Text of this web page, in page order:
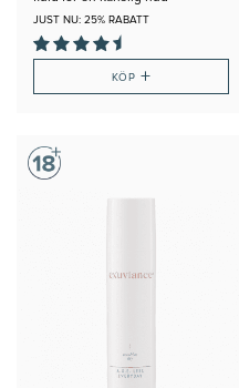
JUST NU: 25% RABATT
KÖP +